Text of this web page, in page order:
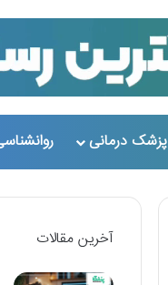
پزشک درمانی
آخرین مقالات